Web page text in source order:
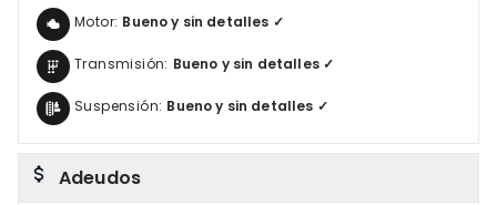
Motor: Bueno y sin detalles ✓
Transmisión: Bueno y sin detalles ✓
Suspensión: Bueno y sin detalles ✓
Adeudos